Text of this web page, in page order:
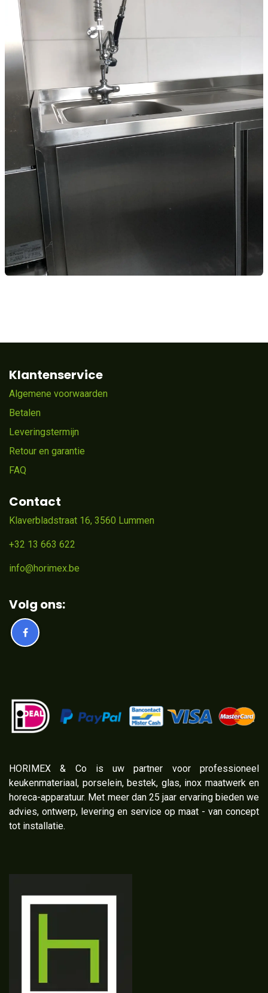
Klantenservice
Algemene voorwaarden
Betalen
Leveringstermijn
Retour en garantie
FAQ
Contact
Klaverbladstraat 16, 3560 Lummen
+32 13 663 622
info@horimex.be
Volg ons:
​HORIMEX & Co is uw partner voor professioneel
keukenmateriaal, porselein, bestek, glas, inox maatwerk en
horeca-apparatuur. Met meer dan 25 jaar ervaring bieden we
advies, ontwerp, levering en service op maat - van concept
tot installatie.